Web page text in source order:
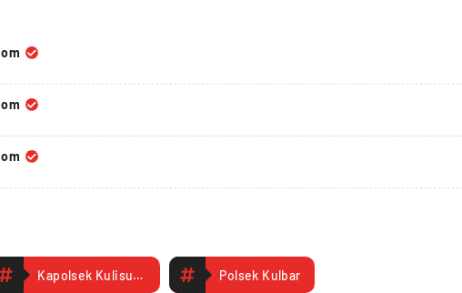
Kapolsek Kulisusu Barat Polsek Kulbar